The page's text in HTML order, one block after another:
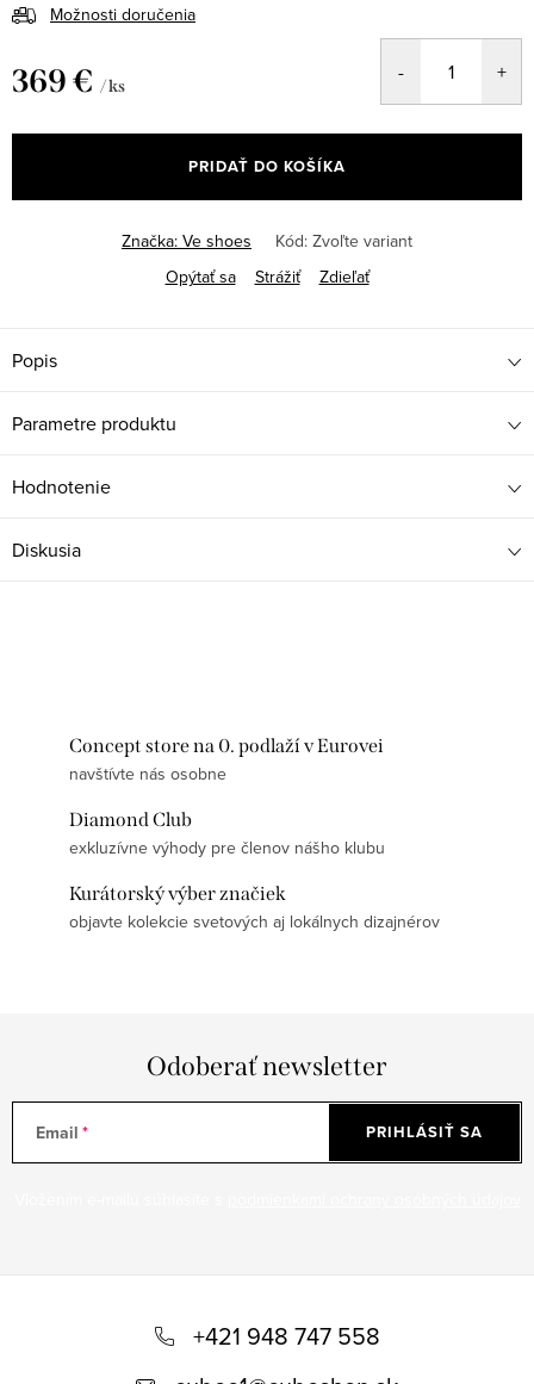
Možnosti doručenia
369 € / ks
cena:
PRIDAŤ DO KOŠÍKA
Značka: Ve shoes Kód: Zvoľte variant
Opýtať sa
Strážiť Zdieľať
Popis
Parametre produktu
Hodnotenie
Diskusia
Concept store na 0. podlaží v Eurovei
navštívte nás osobne
Diamond Club
exkluzívne výhody pre členov nášho klubu
Kurátorský výber značiek
objavte kolekcie svetových aj lokálnych dizajnérov
Odoberať newsletter
Email PRIHLÁSIŤ SA
+421 948 747 558